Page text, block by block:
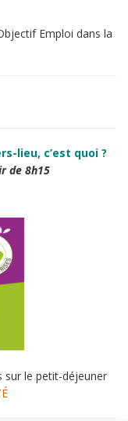
Emploi dans la
lieu, c’est quoi ?
de 8h15
le petit-déjeuner